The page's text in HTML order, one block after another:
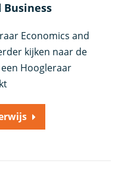
Business
Economics and
kijken naar de
Hoogleraar